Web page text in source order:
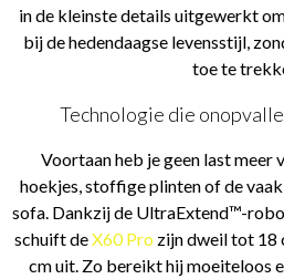
in de kleinste details uitgewerkt
bij de hedendaagse levensstijl,
toe te
Technologie die
Voortaan heb je geen last
hoekjes, stoffige plinten of de
sofa. Dankzij de UltraExtend™-
schuift deX60 Pro zijn dweil tot 18
cm uit. Zo bereikt hij moeiteloos